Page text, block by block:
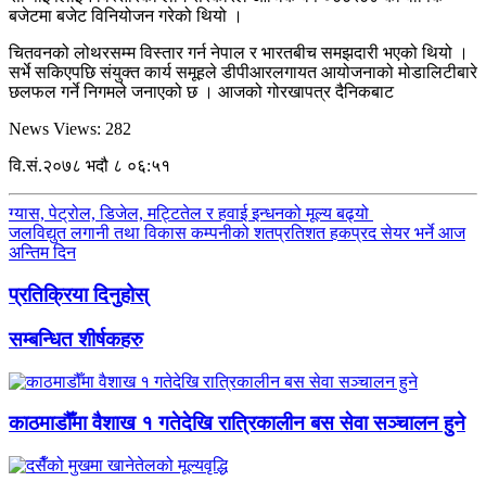
बजेटमा बजेट विनियोजन गरेको थियो ।
चितवनको लोथरसम्म विस्तार गर्न नेपाल र भारतबीच समझदारी भएको थियो ।
सर्भे सकिएपछि संयुक्त कार्य समूहले डीपीआरलगायत आयोजनाको मोडालिटीबारे
छलफल गर्ने निगमले जनाएको छ । आजको गोरखापत्र दैनिकबाट
News Views: 282
वि.सं.२०७८ भदौ ८ ०६:५१
ग्यास, पेट्रोल, डिजेल, मट्टितेल र हवाई इन्धनको मूल्य बढ्यो
जलविद्युत लगानी तथा विकास कम्पनीको शतप्रतिशत हकप्रद सेयर भर्ने आज
अन्तिम दिन
प्रतिक्रिया दिनुहोस्
सम्बन्धित शीर्षकहरु
काठमाडौँमा वैशाख १ गतेदेखि रात्रिकालीन बस सेवा सञ्चालन हुने